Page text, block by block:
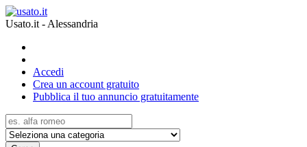
Usato.it - Alessandria
Accedi
Crea un account gratuito
Pubblica il tuo annuncio gratuitamente